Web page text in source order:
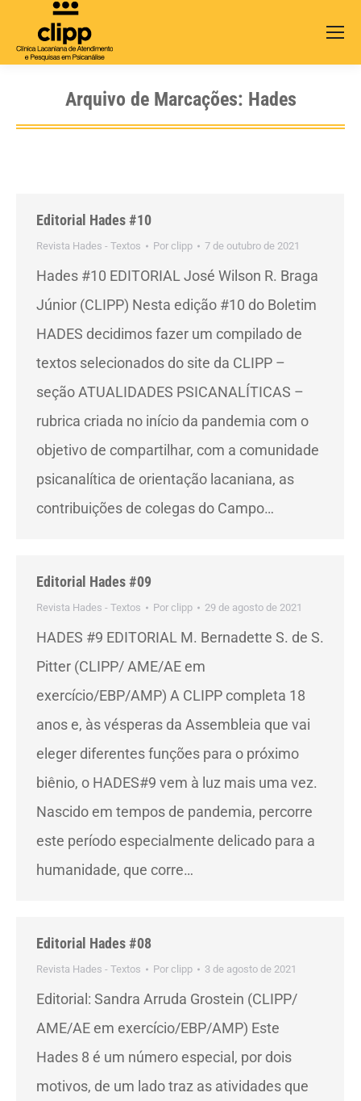
Arquivo de Marcações: Hades
Editorial Hades #10
Revista Hades - Textos Por clipp 7 de outubro de 2021
Hades #10 EDITORIAL José Wilson R. Braga
Júnior (CLIPP) Nesta edição #10 do Boletim
HADES decidimos fazer um compilado de
textos selecionados do site da CLIPP –
seção ATUALIDADES PSICANALÍTICAS –
rubrica criada no início da pandemia com o
objetivo de compartilhar, com a comunidade
psicanalítica de orientação lacaniana, as
contribuições de colegas do Campo…
Editorial Hades #09
Revista Hades - Textos Por clipp 29 de agosto de 2021
HADES #9 EDITORIAL M. Bernadette S. de S.
Pitter (CLIPP/ AME/AE em
exercício/EBP/AMP) A CLIPP completa 18
anos e, às vésperas da Assembleia que vai
eleger diferentes funções para o próximo
biênio, o HADES#9 vem à luz mais uma vez.
Nascido em tempos de pandemia, percorre
este período especialmente delicado para a
humanidade, que corre…
Editorial Hades #08
Revista Hades - Textos Por clipp 3 de agosto de 2021
Editorial: Sandra Arruda Grostein (CLIPP/
AME/AE em exercício/EBP/AMP) Este
Hades 8 é um número especial, por dois
motivos, de um lado traz as atividades que